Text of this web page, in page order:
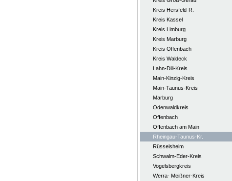
Kreis Hersfeld-R.
Kreis Kassel
Kreis Limburg
Kreis Marburg
Kreis Offenbach
Kreis Waldeck
Lahn-Dill-Kreis
Main-Kinzig-Kreis
Main-Taunus-Kreis
Marburg
Odenwaldkreis
Offenbach
Offenbach am Main
Rheingau-Taunus-Kr.
Rüsselsheim
Schwalm-Eder-Kreis
Vogelsbergkreis
Werra- Meißner-Kreis